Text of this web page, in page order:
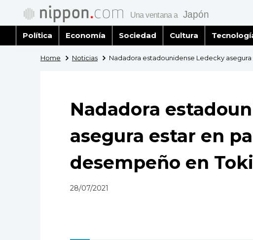
Política Economía Sociedad Cultura
Home Noticias Nadadora estadounidense Ledecky
Nadadora
asegura estar en
desempeño en
28/07/2021